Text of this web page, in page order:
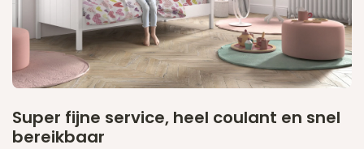
Super fijne service, heel coulant en snel
bereikbaar